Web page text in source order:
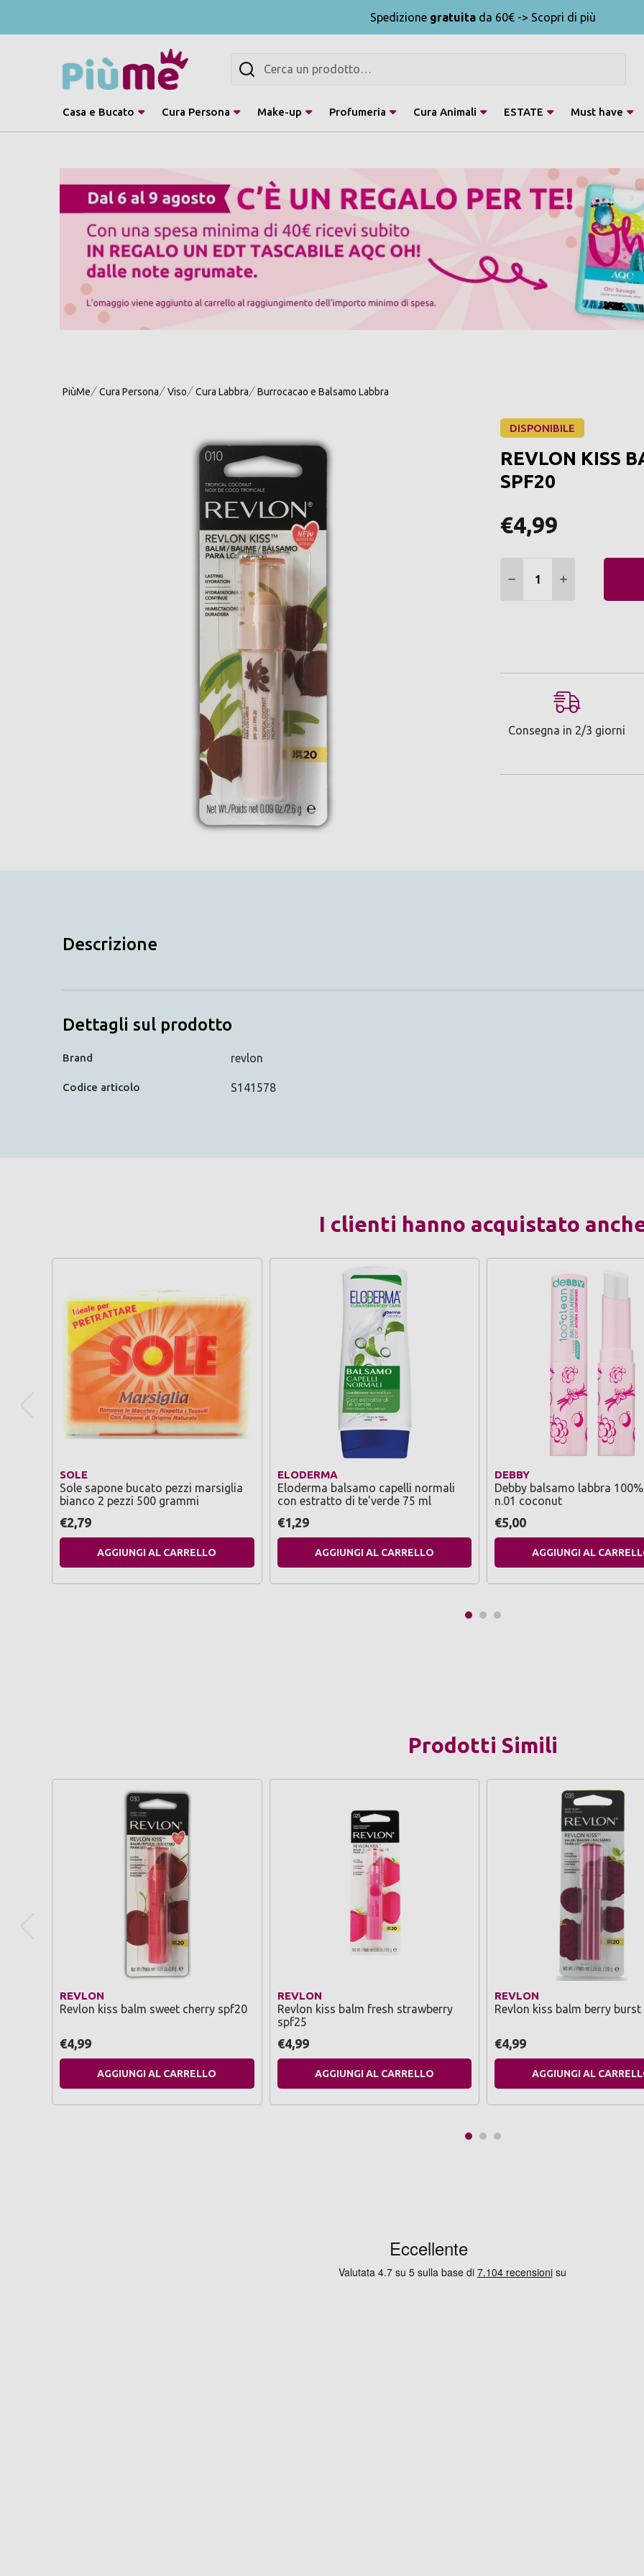
Spedizione gratuita da 60€ -> Scopri di più
Cerca
Casa e Bucato Cura Persona Make-up Profumeria Cura Animali ESTATE Must have
PiùMe Cura Persona Viso Cura Labbra Burrocacao e Balsamo Labbra
DISPONIBILE
REVLON KISS
SPF20
€4,99
DIMINUIRE QUANTITÀ:
AUMENTARE
Consegna in 2/3 giorni
Descrizione
Dettagli sul prodotto
Brand revlon
Codice articolo S141578
I clienti hanno acquistato
SOLE
Sole sapone bucato pezzi marsiglia
bianco 2 pezzi 500 grammi
€2,79
AGGIUNGI AL CARRELLO
ELODERMA
Eloderma balsamo capelli normali
con estratto di te'verde 75 ml
€1,29
AGGIUNGI AL CARRELLO
DEBBY
Debby balsamo labbra
n.01 coconut
€5,00
AGGIUNGI AL
Prodotti Simili
REVLON
Revlon kiss balm sweet cherry spf20
€4,99
AGGIUNGI AL CARRELLO
REVLON
Revlon kiss balm fresh strawberry
spf25
€4,99
AGGIUNGI AL CARRELLO
REVLON
Revlon kiss balm berry
€4,99
AGGIUNGI AL